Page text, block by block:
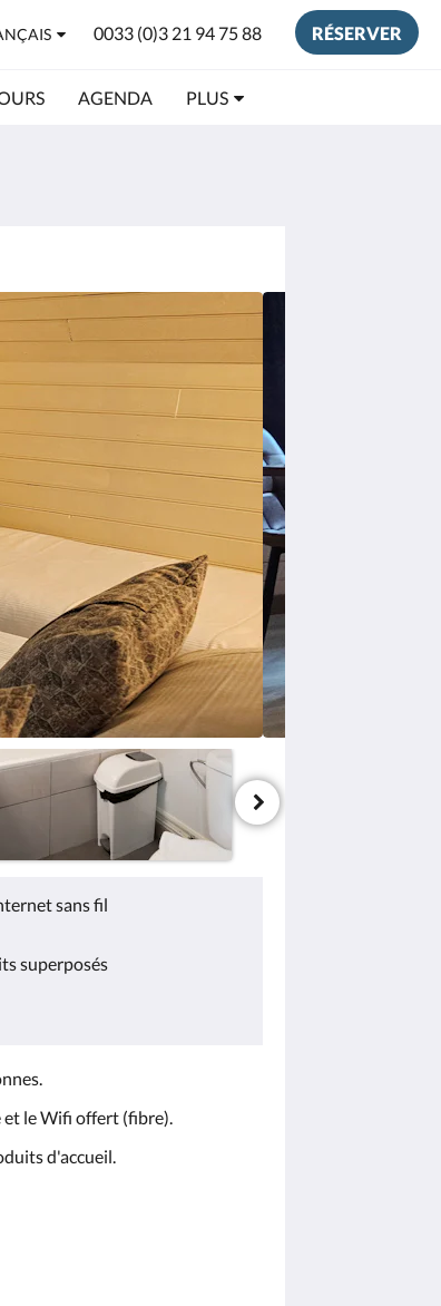
0033 (0)3 21 94 75 88 RÉSERVER
AGENDA PLUS
sans fil
superposés
et le Wifi offert (fibre).
et de produits d'accueil.